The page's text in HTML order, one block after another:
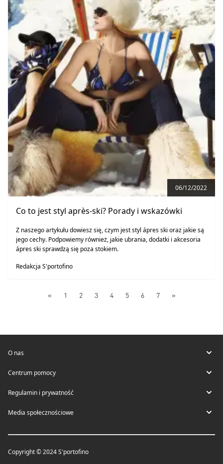
06/12/2022
Co to jest styl après-ski? Porady i wskazówki
Z naszego artykułu dowiesz się, czym jest styl ápres ski oraz jakie są
jego cechy. Podpowiemy również, jakie ubrania, dodatki i akcesoria
ápres ski sprawdzą się poza stokiem.
Redakcja S'portofino
« 1 2 3 4 5 6 7 »
O nas
Centrum pomocy
Regulamin i prywatność
Media społecznościowe
Copyright © 2024 S'portofino